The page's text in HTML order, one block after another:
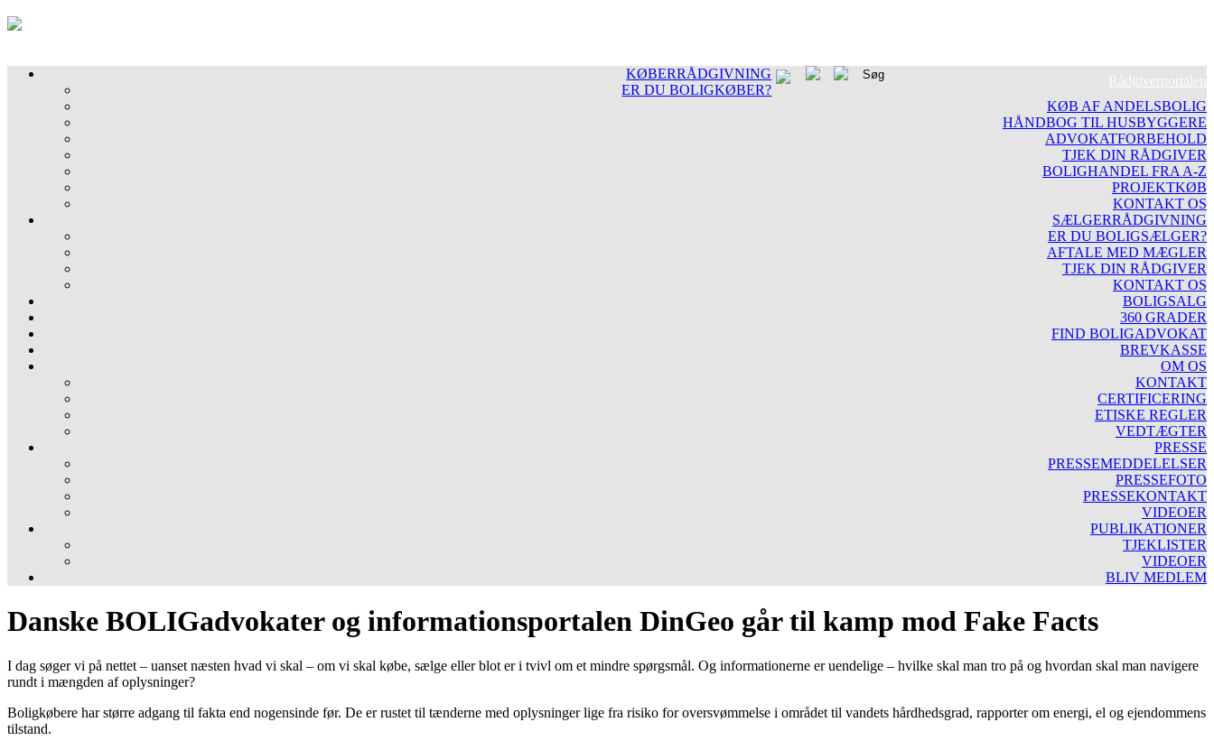
Rådgiverportalen
KØBERRÅDGIVNING
ER DU BOLIGKØBER?
KØB AF ANDELSBOLIG
HÅNDBOG TIL HUSBYGGERE
ADVOKATFORBEHOLD
TJEK DIN RÅDGIVER
BOLIGHANDEL FRA A-Z
PROJEKTKØB
KONTAKT OS
SÆLGERRÅDGIVNING
ER DU BOLIGSÆLGER?
AFTALE MED MÆGLER
TJEK DIN RÅDGIVER
KONTAKT OS
BOLIGSALG
360 GRADER
FIND BOLIGADVOKAT
BREVKASSE
OM OS
KONTAKT
CERTIFICERING
ETISKE REGLER
VEDTÆGTER
PRESSE
PRESSEMEDDELELSER
PRESSEFOTO
PRESSEKONTAKT
VIDEOER
PUBLIKATIONER
TJEKLISTER
VIDEOER
BLIV MEDLEM
Danske BOLIGadvokater og informationsportalen DinGeo går til kamp mod Fake Facts
I dag søger vi på nettet – uanset næsten hvad vi skal – om vi skal købe, sælge eller blot er i tvivl om et mindre spørgsmål. Og informationerne er uendelige – hvilke skal man tro på og hvordan skal man navigere
rundt i mængden af oplysninger?
Boligkøbere har større adgang til fakta end nogensinde før. De er rustet til tænderne med oplysninger lige fra risiko for oversvømmelse i området til vandets hårdhedsgrad, rapporter om energi, el og ejendommens
tilstand.